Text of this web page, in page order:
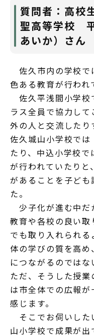
質問者：高校
聖高等学校
あいか）さん
佐久市内の学校で
色ある教育が行われ
佐久平浅間小学校
ラス全員で協力し
外の人と交流したり
佐久城山小学校で
たり、中込小学校
が行われていたりと
があることを子ど
た。
少子化が進む中だ
教育や各校の良い
でも取り入れられ
体の学びの質を高
につながるのではな
ただ、そうした授
は市全体での広報
感じます。
そこでお伺いした
山小学校で成果が